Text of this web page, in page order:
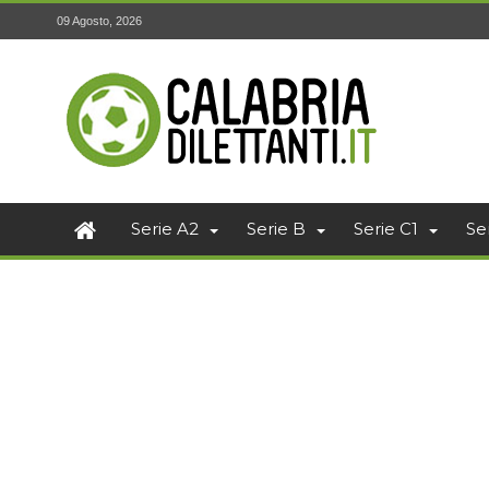
09 Agosto, 2026
Serie A2 Serie B Serie C1